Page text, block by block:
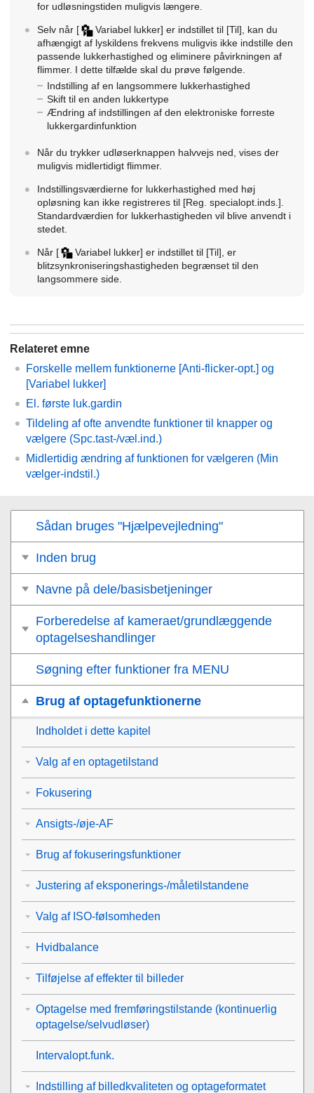
for udløsningstiden muligvis længere.
Selv når [ Variabel lukker] er indstillet til [Til] , kan du
afhængigt af lyskildens frekvens muligvis ikke indstille den
passende lukkerhastighed og eliminere påvirkningen af
flimmer. I dette tilfælde skal du prøve følgende.
Indstilling af en langsommere lukkerhastighed
Skift til en anden lukkertype
Ændring af indstillingen af den elektroniske forreste
lukkergardinfunktion
Når du trykker udløserknappen halvvejs ned, vises der
muligvis midlertidigt flimmer.
Indstillingsværdierne for lukkerhastighed med høj
opløsning kan ikke registreres til [Reg. specialopt.inds.]
Standardværdien for lukkerhastigheden vil blive anvendt i
stedet.
Når [ Variabel lukker] er indstillet til [Til] , er
blitzsynkroniseringshastigheden begrænset til den
langsommere side.
Relateret emne
Forskelle mellem funktionerne [Anti-flicker-opt.] og
[Variabel lukker]
El. første luk.gardin
Tildeling af ofte anvendte funktioner til knapper og
vælgere (Spc.tast-/væl.ind.)
Midlertidig ændring af funktionen for vælgeren (Min
vælger-indstil.)
Sådan bruges "Hjælpevejledning"
Inden brug
Navne på dele/basisbetjeninger
Forberedelse af kameraet/grundlæggende
optagelseshandlinger
Søgning efter funktioner fra MENU
Brug af optagefunktionerne
Indholdet i dette kapitel
Valg af en optagetilstand
Fokusering
Ansigts-/øje-AF
Brug af fokuseringsfunktioner
Justering af eksponerings-/måletilstandene
Valg af ISO-følsomheden
Hvidbalance
Tilføjelse af effekter til billeder
Optagelse med fremføringstilstande (kontinuerlig
optagelse/selvudløser)
Intervalopt.funk.
Indstilling af billedkvaliteten og optageformatet